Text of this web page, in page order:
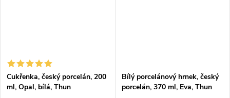
Cukřenka, český porcelán, 200
ml, Opal, bílá, Thun
Bílý porcelánový hrnek, český
porcelán, 370 ml, Eva, Thun